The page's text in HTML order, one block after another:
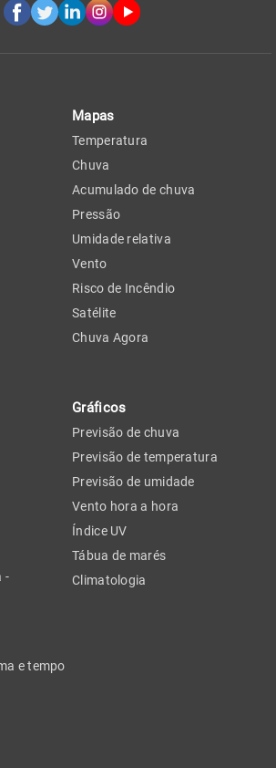
-
e tempo
Mapas
Temperatura
Chuva
Acumulado de chuva
Pressão
Umidade relativa
Vento
Risco de Incêndio
Satélite
Chuva Agora
Gráficos
Previsão de chuva
Previsão de temperatura
Previsão de umidade
Vento hora a hora
Índice UV
Tábua de marés
Climatologia